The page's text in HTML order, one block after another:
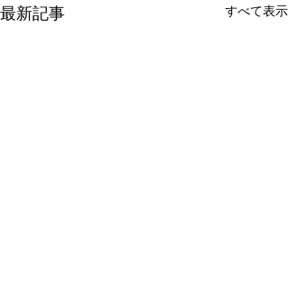
最新記事 すべて表示